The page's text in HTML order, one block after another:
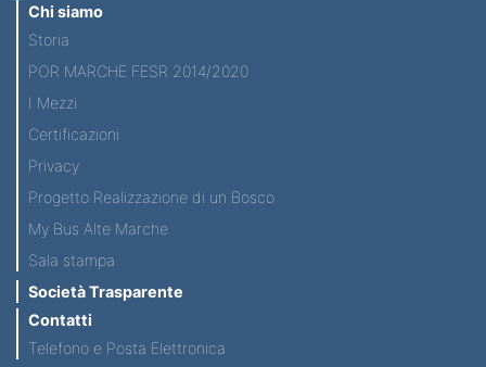
Chi siamo
Storia
POR MARCHE FESR 2014/2020
I Mezzi
Certificazioni
Privacy
Progetto Realizzazione di un Bosco
My Bus Alte Marche
Sala stampa
Società Trasparente
Contatti
Telefono e Posta Elettronica